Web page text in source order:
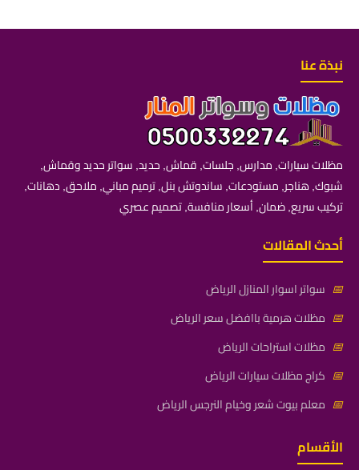
نبذة عنا
مظلات سيارات, مدارس, جلسات, قماش, حديد, سواتر حديد وقماش,
شبوك, هناجر, مستودعات, ساندوتش بنل, ترميم مباني, ملاحق, دهانات,
تركيب سريع, ضمان, أسعار منافسة, تصميم عصري
أحدث المقالات
📅 سواتر اسوار المنازل الرياض
📅 مظلات هرمية باافضل سعر الرياض
📅 مظلات استراحات الرياض
📅 كراج مظلات سيارات الرياض
📅 معلم بيوت شعر وخيام النرجس الرياض
الأقسام